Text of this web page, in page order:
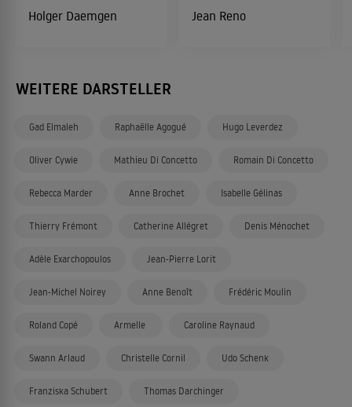
Holger Daemgen Jean Reno
WEITERE DARSTELLER
Gad Elmaleh Raphaëlle Agogué Hugo Leverdez
Oliver Cywie Mathieu Di Concetto Romain Di Concetto
Rebecca Marder Anne Brochet Isabelle Gélinas
Thierry Frémont Catherine Allégret Denis Ménochet
Adèle Exarchopoulos Jean-Pierre Lorit
Jean-Michel Noirey Anne Benoît Frédéric Moulin
Roland Copé Armelle Caroline Raynaud
Swann Arlaud Christelle Cornil Udo Schenk
Franziska Schubert Thomas Darchinger